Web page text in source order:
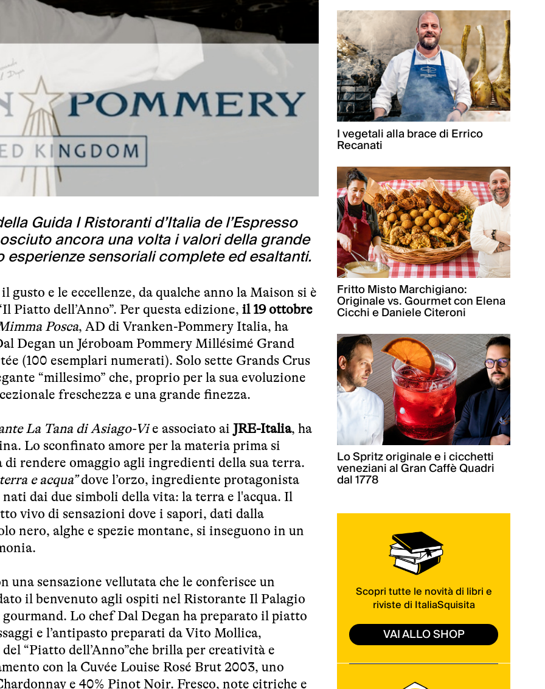
Guida I Ristoranti d’Italia de l’Espresso
ancora una volta i valori della grande
sensoriali complete ed esaltanti.
e le eccellenze, da qualche anno la Maison si è
dell’Anno”. Per questa edizione, il 19 ottobre
Posca, AD di Vranken-Pommery Italia, ha
Degan un Jéroboam Pommery Millésimé Grand
(100 esemplari numerati). Solo sette Grands Crus
“millesimo” che, proprio per la sua evoluzione
freschezza e una grande finezza.
La Tana di Asiago-Vie associato ai JRE-Italia, ha
Lo sconfinato amore per la materia prima si
rendere omaggio agli ingredienti della sua terra.
e acqua”dove l’orzo, ingrediente protagonista
dai due simboli della vita: la terra e l'acqua. Il
vivo di sensazioni dove i sapori, dati dalla
nero, alghe e spezie montane, si inseguono in un
una sensazione vellutata che le conferisce un
il benvenuto agli ospiti nel Ristorante Il Palagio
Lo chef Dal Degan ha preparato il piatto
e l’antipasto preparati da Vito Mollica,
“Piatto dell’Anno”che brilla per creatività e
con la Cuvée Louise Rosé Brut 2003, uno
e 40% Pinot Noir. Fresco, note citriche e
I vegetali alla brace di Errico
Recanati
Fritto Misto Marchigiano:
Originale vs. Gourmet con Elena
Cicchi e Daniele Citeroni
Lo Spritz originale e i cicchetti
veneziani al Gran Caffè Quadri
dal 1778
Scopri tutte le novità di libri e
riviste di ItaliaSquisita
VAI ALLO SHOP